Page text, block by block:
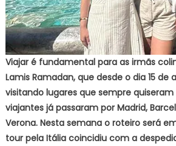
Viajar é fundamental para as irmãs
Lamis Ramadan, que desde o dia 15 de
visitando lugares que sempre quiseram
viajantes já passaram por Madrid,
Verona. Nesta semana o roteiro será
tour pela Itália coincidiu com a